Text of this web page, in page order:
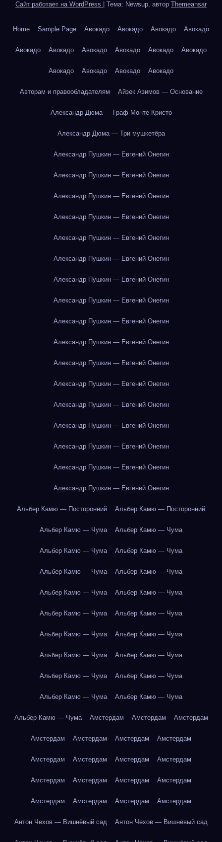
Сайт работает на WordPress Тема: Newsup, автор Themeansar
Home Sample Page Авокадо Авокадо Авокадо Авокадо
Авокадо Авокадо Авокадо Авокадо Авокадо Авокадо
Авокадо Авокадо Авокадо Авокадо
Авторам и правообладателям Айзек Азимов — Основание
Александр Дюма — Граф Монте-Кристо
Александр Дюма — Три мушкетёра
Александр Пушкин — Евгений Онегин
Александр Пушкин — Евгений Онегин
Александр Пушкин — Евгений Онегин
Александр Пушкин — Евгений Онегин
Александр Пушкин — Евгений Онегин
Александр Пушкин — Евгений Онегин
Александр Пушкин — Евгений Онегин
Александр Пушкин — Евгений Онегин
Александр Пушкин — Евгений Онегин
Александр Пушкин — Евгений Онегин
Александр Пушкин — Евгений Онегин
Александр Пушкин — Евгений Онегин
Александр Пушкин — Евгений Онегин
Александр Пушкин — Евгений Онегин
Александр Пушкин — Евгений Онегин
Александр Пушкин — Евгений Онегин
Александр Пушкин — Евгений Онегин
Альбер Камю — Посторонний Альбер Камю — Посторонний
Альбер Камю — Чума Альбер Камю — Чума
Альбер Камю — Чума Альбер Камю — Чума
Альбер Камю — Чума Альбер Камю — Чума
Альбер Камю — Чума Альбер Камю — Чума
Альбер Камю — Чума Альбер Камю — Чума
Альбер Камю — Чума Альбер Камю — Чума
Альбер Камю — Чума Альбер Камю — Чума
Альбер Камю — Чума Альбер Камю — Чума
Альбер Камю — Чума Альбер Камю — Чума
Альбер Камю — Чума Амстердам Амстердам Амстердам
Амстердам Амстердам Амстердам Амстердам
Амстердам Амстердам Амстердам Амстердам
Амстердам Амстердам Амстердам Амстердам
Амстердам Амстердам Амстердам Амстердам
Антон Чехов — Вишнёвый сад Антон Чехов — Вишнёвый сад